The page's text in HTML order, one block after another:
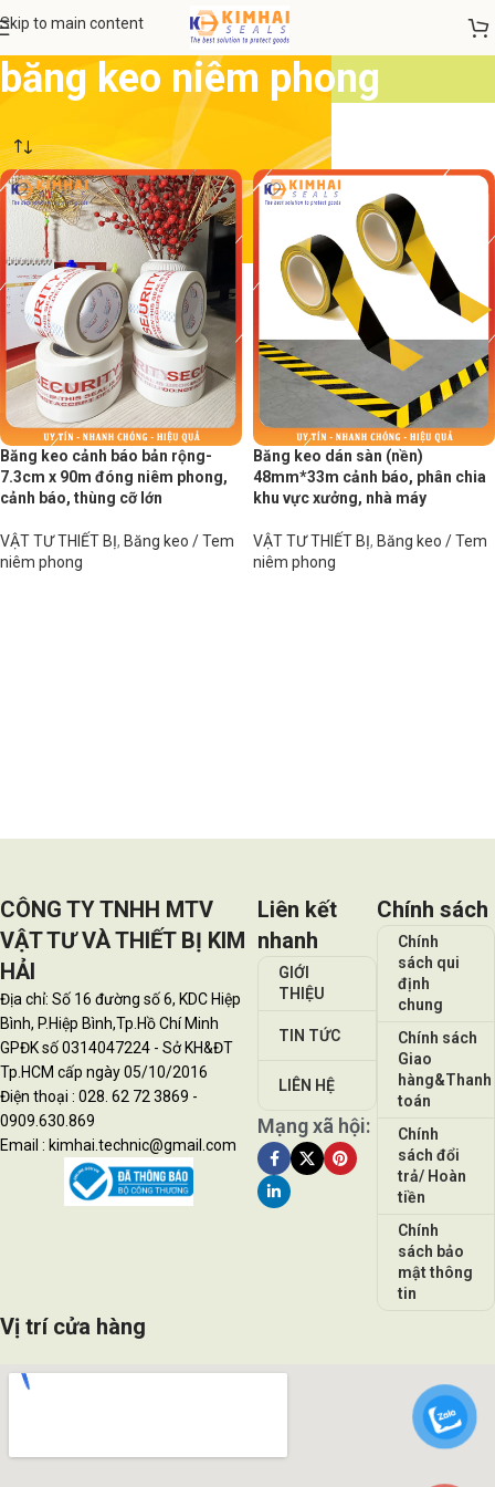
Skip to main content
băng keo niêm phong
Băng keo cảnh báo bản rộng-
7.3cm x 90m đóng niêm phong,
cảnh báo, thùng cỡ lớn
VẬT TƯ THIẾT BỊ, Băng keo / Tem
niêm phong
Băng keo dán sàn (nền)
48mm*33m cảnh báo, phân chia
khu vực xưởng, nhà máy
VẬT TƯ THIẾT BỊ, Băng keo / Tem
niêm phong
CÔNG TY TNHH MTV
VẬT TƯ VÀ THIẾT BỊ KIM
HẢI
Địa chỉ: Số 16 đường số 6, KDC Hiệp
Bình, P.Hiệp Bình,Tp.Hồ Chí Minh
GPĐK số 0314047224 - Sở KH&ĐT
Tp.HCM cấp ngày 05/10/2016
Điện thoại : 028. 62 72 3869 -
0909.630.869
Email : kimhai.technic@gmail.com
Liên kết
nhanh
GIỚI
THIỆU
TIN TỨC
LIÊN HỆ
Mạng xã hội:
Chính sách
Chính
sách qui
định
chung
Chính sách
Giao
hàng&Thanh
toán
Chính
sách đổi
trả/ Hoàn
tiền
Chính
sách bảo
mật thông
tin
Vị trí cửa hàng